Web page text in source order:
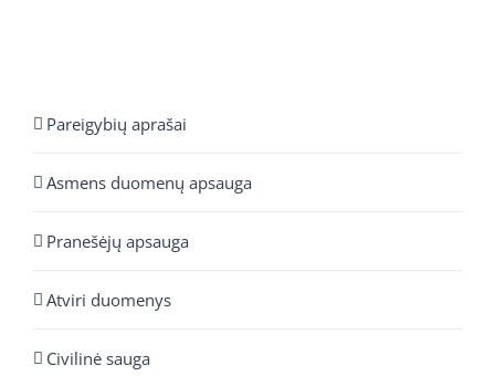
Pareigybių aprašai
Asmens duomenų apsauga
Pranešėjų apsauga
Atviri duomenys
Civilinė sauga